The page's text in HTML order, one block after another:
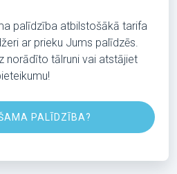
palīdzība atbilstošākā tarifa
ar prieku Jums palīdzēs.
norādīto tālruni vai atstājiet
PALĪDZĪBA?